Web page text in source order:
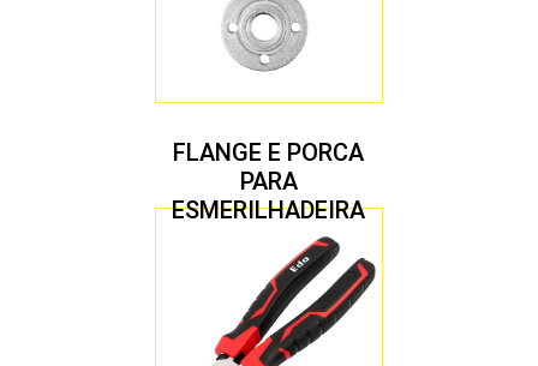
FLANGE E PORCA
PARA
ESMERILHADEIRA
4.1/2″ 20,00 MM